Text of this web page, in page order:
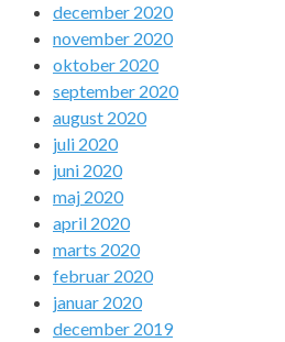
december 2020
november 2020
oktober 2020
september 2020
august 2020
juli 2020
juni 2020
maj 2020
april 2020
marts 2020
februar 2020
januar 2020
december 2019